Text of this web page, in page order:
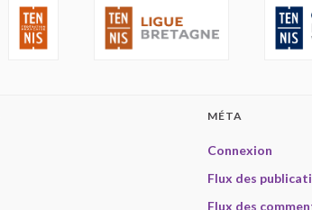
MÉTA
Connexion
Flux des
Flux des